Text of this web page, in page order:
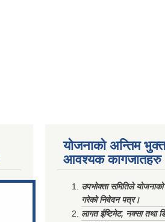
योजनाको अन्तिम
आवश्यक कागजातहरु
उपभोक्ता समितिले
गरेको निवेदन पत्र।
लागत ईष्टिमेट, नक्सा तथा